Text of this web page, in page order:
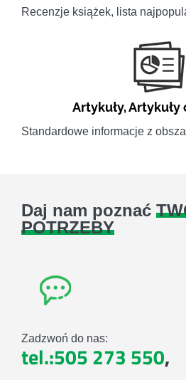
Recenzje książek, lista
Artykuły,Artykuły
Standardowe informacje z
Daj nam poznać
POTRZEBY
Zadzwoń do nas:
tel.:505 273 550,